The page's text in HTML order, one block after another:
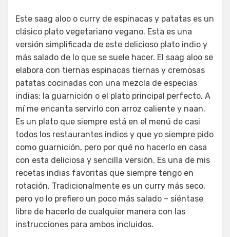
Este saag aloo o curry de espinacas y patatas es un
clásico plato vegetariano vegano. Esta es una
versión simplificada de este delicioso plato indio y
más salado de lo que se suele hacer. El saag aloo se
elabora con tiernas espinacas tiernas y cremosas
patatas cocinadas con una mezcla de especias
indias: la guarnición o el plato principal perfecto. A
mí me encanta servirlo con arroz caliente y naan.
Es un plato que siempre está en el menú de casi
todos los restaurantes indios y que yo siempre pido
como guarnición, pero por qué no hacerlo en casa
con esta deliciosa y sencilla versión. Es una de mis
recetas indias favoritas que siempre tengo en
rotación. Tradicionalmente es un curry más seco,
pero yo lo prefiero un poco más salado – siéntase
libre de hacerlo de cualquier manera con las
instrucciones para ambos incluidos.